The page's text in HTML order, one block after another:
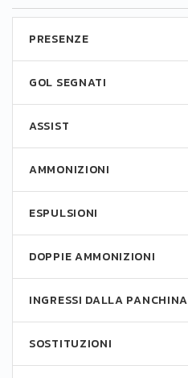
PRESENZE
GOL SEGNATI
ASSIST
AMMONIZIONI
ESPULSIONI
DOPPIE AMMONIZIONI
INGRESSI DALLA PANCHINA
SOSTITUZIONI